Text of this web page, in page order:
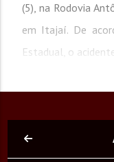
(5), na Rodovia
em Itajaí. De
Estadual, o
ocorrência
e um pedestre.